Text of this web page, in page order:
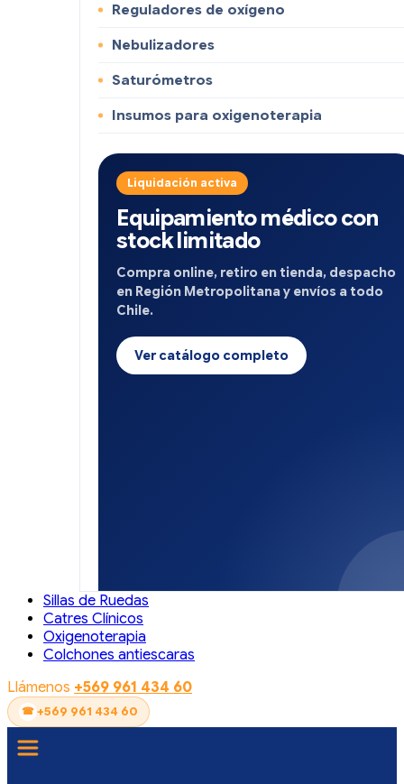
Reguladores de oxígeno
Nebulizadores
Saturómetros
Insumos para oxigenoterapia
Liquidación activa
Equipamiento médico con
stock limitado
Compra online, retiro en tienda, despacho
en Región Metropolitana y envíos a todo
Chile.
Ver catálogo completo
Sillas de Ruedas
Catres Clínicos
Oxigenoterapia
Colchones antiescaras
Llámenos +569 961 434 60
+569 961 434 60